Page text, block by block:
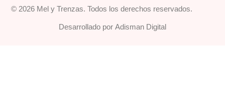
© 2026 Mel y Trenzas. Todos los derechos reservados.
Desarrollado por Adisman Digital